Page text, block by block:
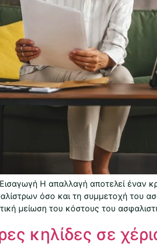
Η απαλλαγή αποτελεί έναν
όσο και τη συμμετοχή του
μείωση του κόστους του
κηλίδες σε